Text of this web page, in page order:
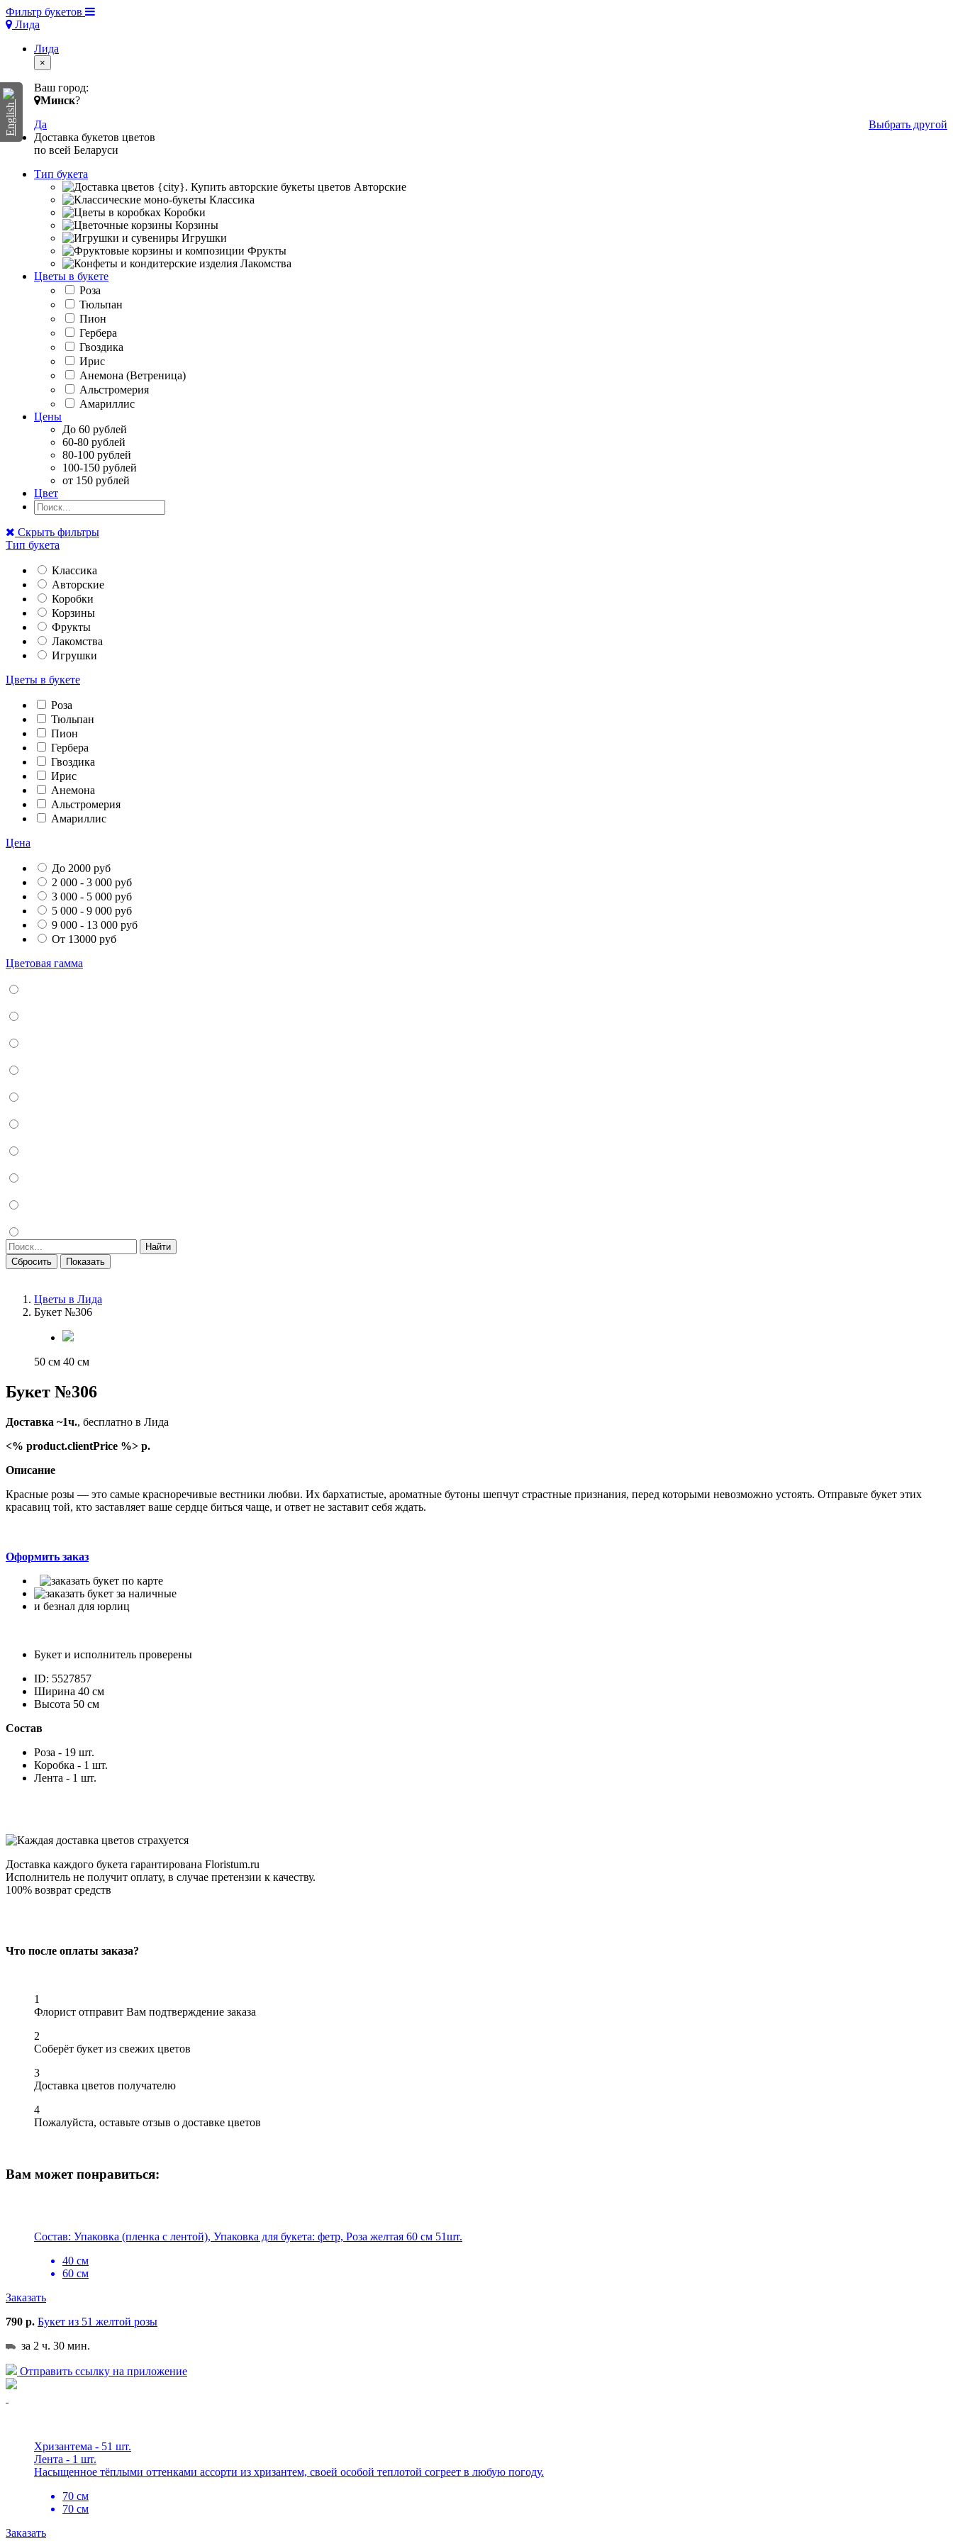
Фильтр букетов
Лида
Лида
×
Ваш город:
Минск?
Да
Выбрать другой
Доставка букетов цветов
по всей Беларуси
Тип букета
Авторские
Классика
Коробки
Корзины
Игрушки
Фрукты
Лакомства
Цветы в букете
Роза
Тюльпан
Пион
Гербера
Гвоздика
Ирис
Анемона (Ветреница)
Альстромерия
Амариллис
Цены
До 60 рублей
60-80 рублей
80-100 рублей
100-150 рублей
от 150 рублей
Цвет
Скрыть фильтры
Тип букета
Классика
Авторские
Коробки
Корзины
Фрукты
Лакомства
Игрушки
Цветы в букете
Роза
Тюльпан
Пион
Гербера
Гвоздика
Ирис
Анемона
Альстромерия
Амариллис
Цена
До 2000 руб
2 000 - 3 000 руб
3 000 - 5 000 руб
5 000 - 9 000 руб
9 000 - 13 000 руб
От 13000 руб
Цветовая гамма
Найти
Сбросить
Показать
Цветы в Лида
Букет №306
50 см 40 см
Букет №306
Доставка ~1ч., бесплатно в Лида
<% product.clientPrice %> р.
Описание
Красные розы — это самые красноречивые вестники любви. Их бархатистые, ароматные бутоны шепчут страстные признания, перед которыми невозможно устоять. Отправьте букет этих
красавиц той, кто заставляет ваше сердце биться чаще, и ответ не заставит себя ждать.
Оформить заказ
и безнал для юрлиц
Букет и исполнитель проверены
ID: 5527857
Ширина 40 см
Высота 50 см
Состав
Роза - 19 шт.
Коробка - 1 шт.
Лента - 1 шт.
Доставка каждого букета гарантирована Floristum.ru
Исполнитель не получит оплату, в случае претензии к качеству.
100% возврат средств
Что после оплаты заказа?
1
Флорист отправит Вам подтверждение заказа
2
Соберёт букет из свежих цветов
3
Доставка цветов получателю
4
Пожалуйста, оставьте отзыв о доставке цветов
Вам может понравиться:
Состав: Упаковка (пленка с лентой), Упаковка для букета: фетр, Роза желтая 60 см 51шт.
40 см
60 см
Заказать
790 р. Букет из 51 желтой розы
за 2 ч. 30 мин.
Отправить ссылку на приложение
Хризантема - 51 шт.
Лента - 1 шт.
Насыщенное тёплыми оттенками ассорти из хризантем, своей особой теплотой согреет в любую погоду.
70 см
70 см
Заказать
English